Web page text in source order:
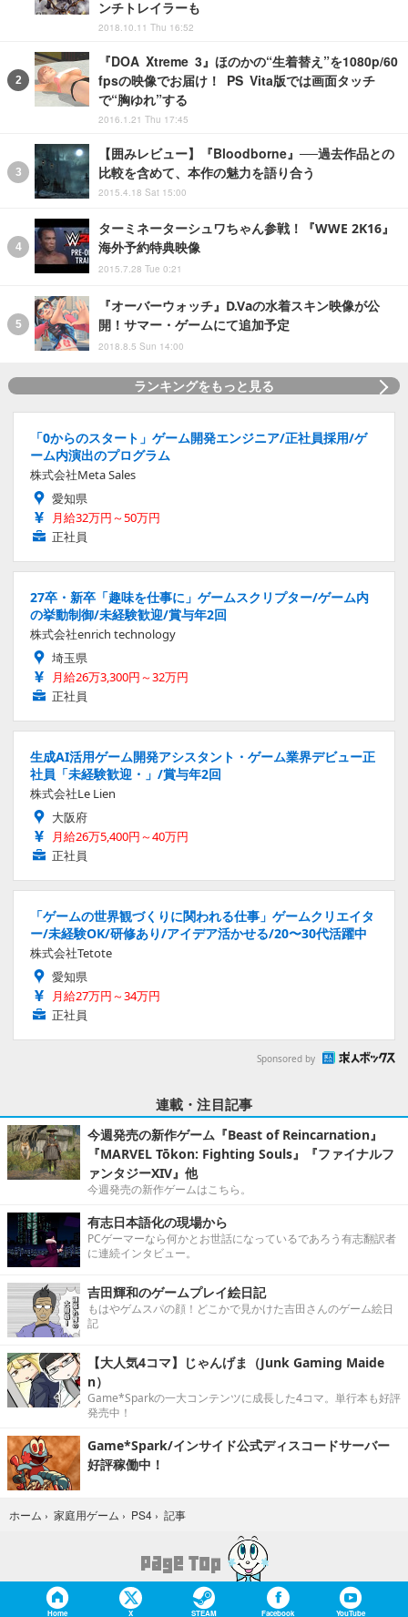
ンチトレイラーも
2018.10.11 Thu 16:52
『DOA Xtreme 3』ほのかの“生着替え”を1080p/60
fpsの映像でお届け！ PS Vita版では画面タッチ
で“胸ゆれ”する
2016.1.21 Thu 17:45
【囲みレビュー】『Bloodborne』──過去作品との
比較を含めて、本作の魅力を語り合う
2015.4.18 Sat 15:00
ターミネーターシュワちゃん参戦！『WWE 2K16』
海外予約特典映像
2015.7.28 Tue 0:21
『オーバーウォッチ』D.Vaの水着スキン映像が公
開！サマー・ゲームにて追加予定
2018.8.5 Sun 14:00
ランキングをもっと見る
「0からのスタート」ゲーム開発エンジニア/正社員採用/ゲ
ーム内演出のプログラム
株式会社Meta Sales
愛知県
月給32万円～50万円
正社員
27卒・新卒「趣味を仕事に」ゲームスクリプター/ゲーム内
の挙動制御/未経験歓迎/賞与年2回
株式会社enrich technology
埼玉県
月給26万3,300円～32万円
正社員
生成AI活用ゲーム開発アシスタント・ゲーム業界デビュー正
社員「未経験歓迎・」/賞与年2回
株式会社Le Lien
大阪府
月給26万5,400円～40万円
正社員
「ゲームの世界観づくりに関われる仕事」ゲームクリエイタ
ー/未経験OK/研修あり/アイデア活かせる/20〜30代活躍中
株式会社Tetote
愛知県
月給27万円～34万円
正社員
Sponsored by
連載・注目記事
今週発売の新作ゲーム『Beast of Reincarnation』
『MARVEL Tōkon: Fighting Souls』『ファイナルフ
ァンタジーXIV』他
今週発売の新作ゲームはこちら。
有志日本語化の現場から
PCゲーマーなら何かとお世話になっているであろう有志翻訳者
に連続インタビュー。
吉田輝和のゲームプレイ絵日記
もはやゲムスパの顔！どこかで見かけた吉田さんのゲーム絵日
記
【大人気4コマ】じゃんげま（Junk Gaming Maide
n）
Game*Sparkの一大コンテンツに成長した4コマ。単行本も好評
発売中！
Game*Spark/インサイド公式ディスコードサーバー
好評稼働中！
ホーム › 家庭用ゲーム › PS4 › 記事
Home X STEAM Facebook YouTube